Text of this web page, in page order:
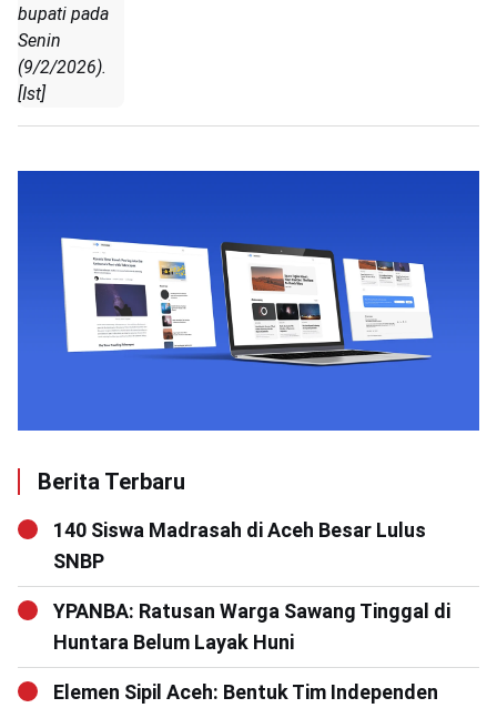
bupati pada
Senin
(9/2/2026).
[Ist]
Berita Terbaru
140 Siswa Madrasah di Aceh Besar Lulus
SNBP
YPANBA: Ratusan Warga Sawang Tinggal di
Huntara Belum Layak Huni
Elemen Sipil Aceh: Bentuk Tim Independen